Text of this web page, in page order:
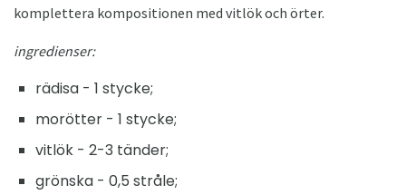
komplettera kompositionen med vitlök och örter.
ingredienser:
rädisa - 1 stycke;
morötter - 1 stycke;
vitlök - 2-3 tänder;
grönska - 0,5 stråle;